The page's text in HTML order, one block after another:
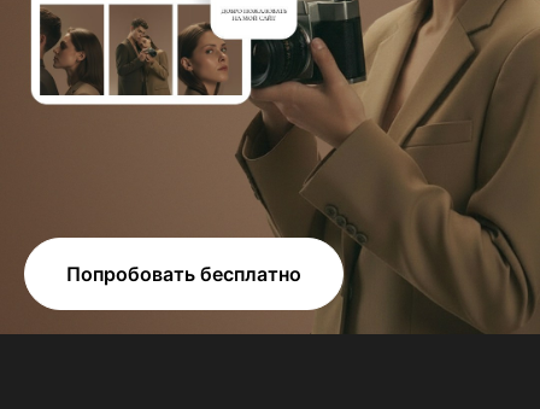
Попробовать бесплатно